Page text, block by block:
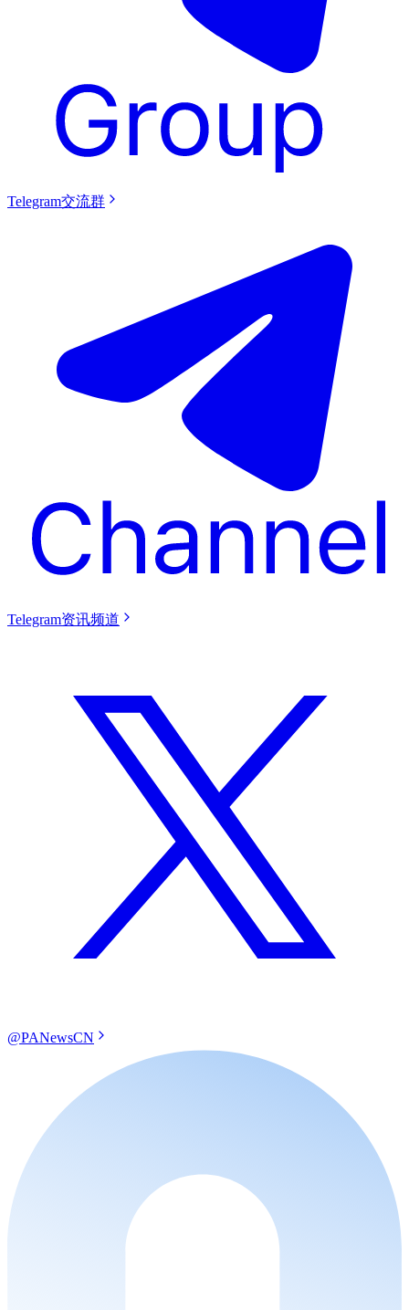
Telegram交流群
Telegram资讯频道
@PANewsCN